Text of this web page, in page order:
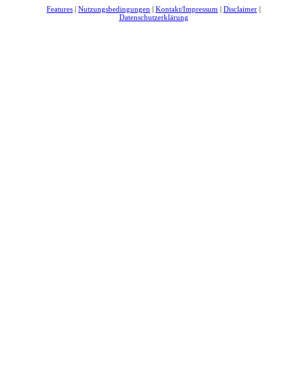
Features | Nutzungsbedingungen | Kontakt/Impressum | Disclaimer |
Datenschutzerklärung